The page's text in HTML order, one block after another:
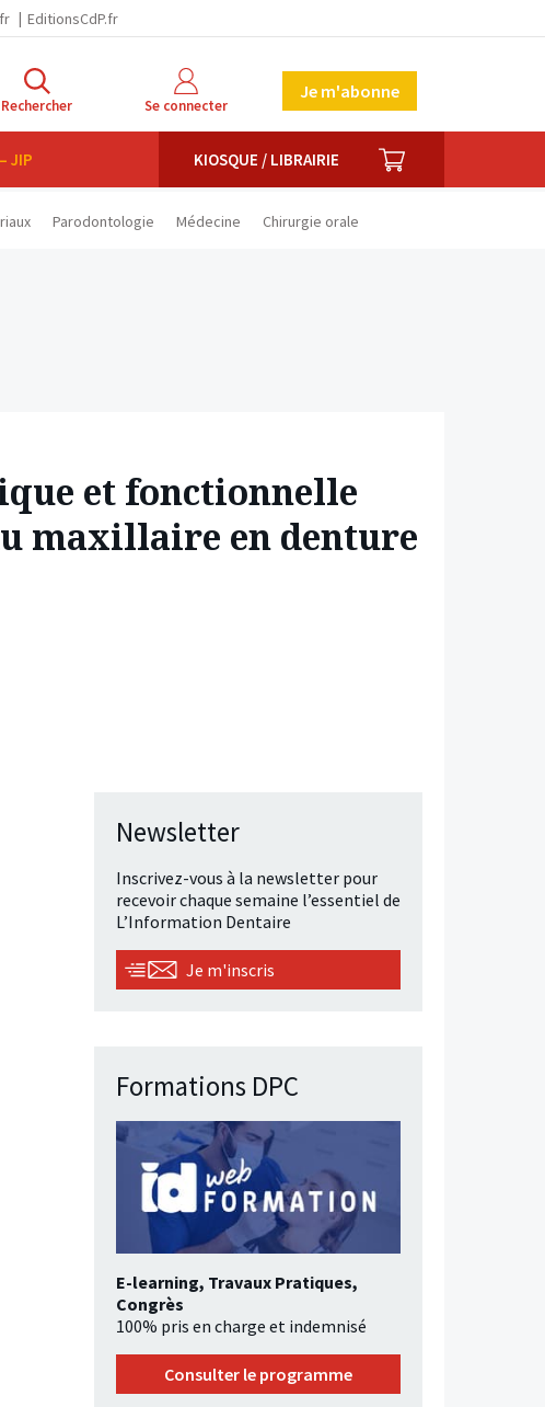
EditionsCdP.fr
Rechercher Se connecter
Je m'abonne
JIP KIOSQUE / LIBRAIRIE PANIER
Parodontologie Médecine Chirurgie orale
et fonctionnelle
maxillaire en denture
Newsletter
Inscrivez-vous à la newsletter pour
recevoir chaque semaine l’essentiel de
L’Information Dentaire
Je m'inscris
Formations DPC
E-learning, Travaux Pratiques,
Congrès
100% pris en charge et indemnisé
Consulter le programme